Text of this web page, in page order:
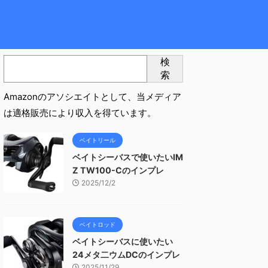
検
索
Amazonのアソシエイトとして、当メディア
は適格販売により収入を得ています。
ベイトリール
ベイトシーバスで使いたいIM
Z TW100-Cのインプレ
2025/12/2
ベイトロッド
ベイトシーバスに使いたい
24メタ二ウムDCのインプレ